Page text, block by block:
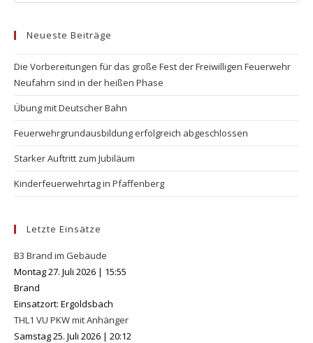
Neueste Beiträge
Die Vorbereitungen für das große Fest der Freiwilligen Feuerwehr
Neufahrn sind in der heißen Phase
Übung mit Deutscher Bahn
Feuerwehrgrundausbildung erfolgreich abgeschlossen
Starker Auftritt zum Jubiläum
Kinderfeuerwehrtag in Pfaffenberg
Letzte Einsätze
B3 Brand im Gebäude
Montag 27. Juli 2026 | 15:55
Brand
Einsatzort: Ergoldsbach
THL1 VU PKW mit Anhänger
Samstag 25. Juli 2026 | 20:12